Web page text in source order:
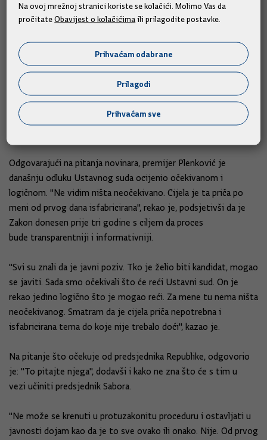
vojarna, nakon što su te nekretnine predane županiji,
centre i poduzetnički inkubator. To pridonosi razvoju
Međimurske županije i uopće sjevera Hrvatske tako što se
obrazuju mlade generacije koje će, siguran sam, s ovim
programima koje usvajaju pridonijeti i razvoju hrvatskoga
gospodarstva”, kazao je predsjednik Vlade.
Odgovarajući na pitanja novinara, premijer Plenković je
današnju odluku Ustavnog suda ocijenio očekivanom i
logičnom. "Ne vidim ništa neočekivano. Cijela je ta priča po
meni od prvog dana isfabricirana", rekao je, podsjetivši da je
Zakon donesen prije tri godine s ciljem da proces
bude transparentniji i informativniji.
"Svi su znali da je javni poziv. Tko je želio biti kandidat, mogao
se javiti. Sada smo očekivali što će reći Ustavni sud. On je
rekao jedino logično što je mogao reći. Za mene tu nema ništa
neočekivanog. Smatram da je cijela priča nepotrebna i
isfabricirana tema do koje nije trebalo doći", kazao je.
Na pitanje što očekuje od predsjednika Republike, odgovorio
je: "To pitajte njega", dodavši i kako ne zna što će s tim u
vezi učiniti predsjednik Sabora.
"Ne može se krenuti u protuzakonitu proceduru i ostavljati u
javnosti dojam kao da je to sve ovako ili onako. Nije. Od prvog
Na ovoj mrežnoj stranici koriste se kolačići. Molimo Vas da
pročitateObavijest o kolačićima ili prilagodite postavke.
Prihvaćam odabrane
Prilagodi
Prihvaćam sve